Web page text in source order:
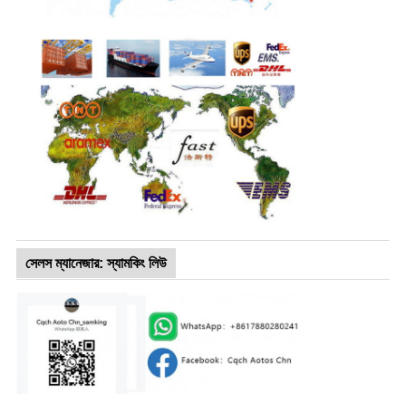
সেলস ম্যানেজার: স্যামকিং লিউ